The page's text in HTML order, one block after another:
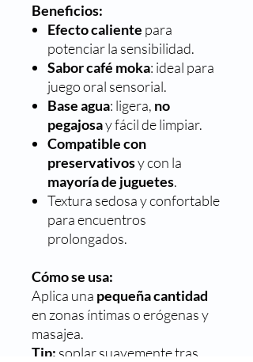
Beneficios:
Efecto caliente para
potenciar la sensibilidad.
Sabor café moka: ideal para
juego oral sensorial.
Base agua: ligera, no
pegajosay fácil de limpiar.
Compatible con
preservativosy con la
mayoría de juguetes.
Textura sedosa y confortable
para encuentros
prolongados.
Cómo se usa:
Aplica una pequeña cantidad
en zonas íntimas o erógenas y
masajea.
Tip: soplar suavemente tras